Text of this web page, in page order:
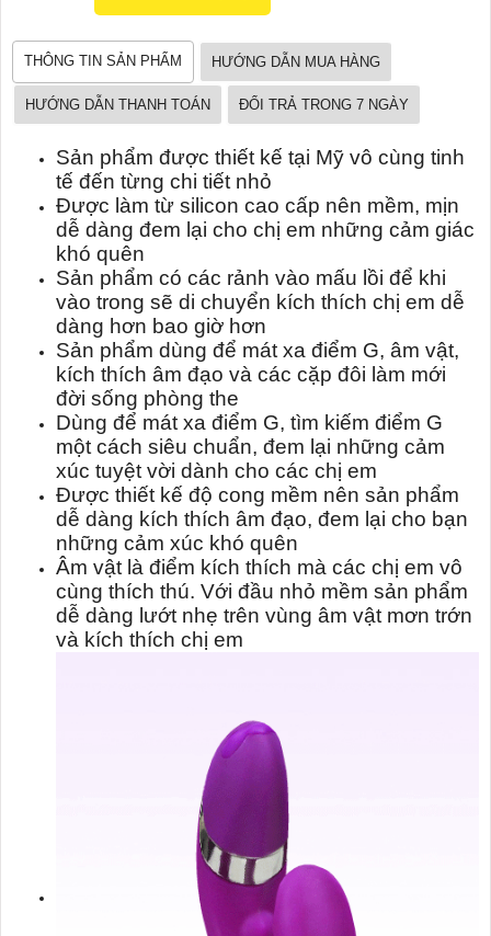
THÔNG TIN SẢN PHẨM HƯỚNG DẪN MUA HÀNG
HƯỚNG DẪN THANH TOÁN ĐỔI TRẢ TRONG 7 NGÀY
Sản phẩm được thiết kế tại Mỹ vô cùng tinh
tế đến từng chi tiết nhỏ
Được làm từ silicon cao cấp nên mềm, mịn
dễ dàng đem lại cho chị em những cảm giác
khó quên
Sản phẩm có các rảnh vào mấu lồi để khi
vào trong sẽ di chuyển kích thích chị em dễ
dàng hơn bao giờ hơn
Sản phẩm dùng để mát xa điểm G, âm vật,
kích thích âm đạo và các cặp đôi làm mới
đời sống phòng the
Dùng để mát xa điểm G, tìm kiếm điểm G
một cách siêu chuẩn, đem lại những cảm
xúc tuyệt vời dành cho các chị em
Được thiết kế độ cong mềm nên sản phẩm
dễ dàng kích thích âm đạo, đem lại cho bạn
những cảm xúc khó quên
Âm vật là điểm kích thích mà các chị em vô
cùng thích thú. Với đầu nhỏ mềm sản phẩm
dễ dàng lướt nhẹ trên vùng âm vật mơn trớn
và kích thích chị em